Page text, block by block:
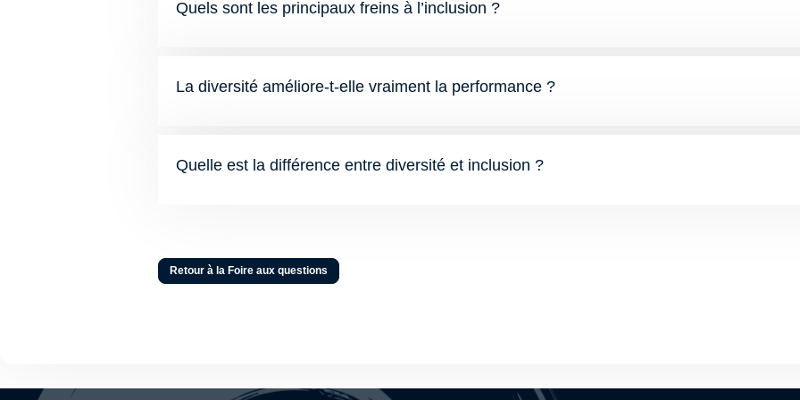
Quels sont les principaux freins à l’inclusion ?
La diversité améliore-t-elle vraiment la performance ?
Quelle est la différence entre diversité et inclusion ?
Retour à la Foire aux questions